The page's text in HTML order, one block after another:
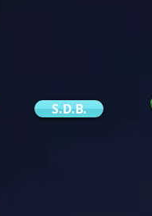
S.D.B.